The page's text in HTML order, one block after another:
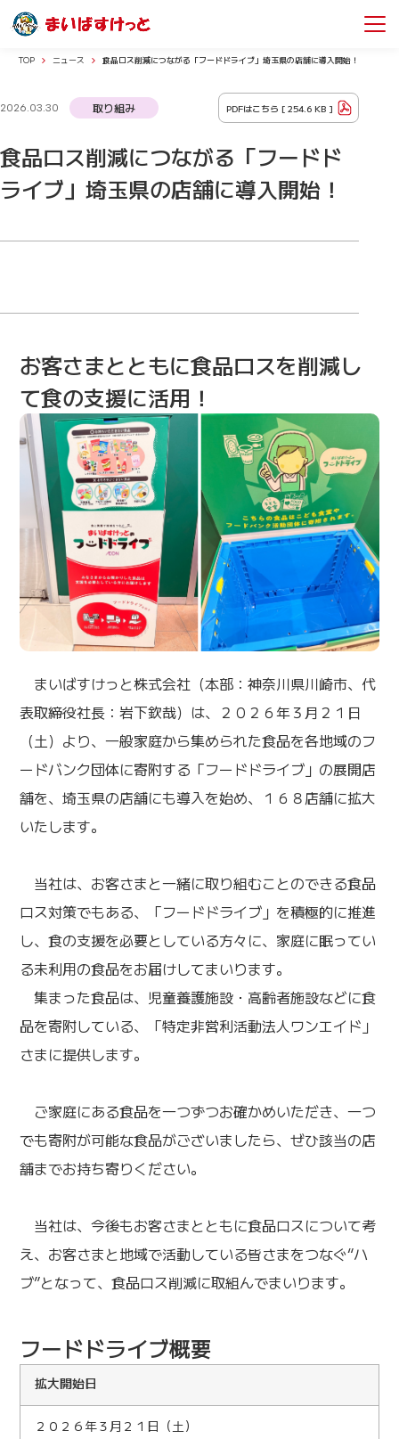
TOP ニュース 食品ロス削減につながる「フードドライブ」埼玉県の店舗に導入開始！
2026.03.30 取り組み PDFはこちら [254.6 KB ]
食品ロス削減につながる「フードド
ライブ」埼玉県の店舗に導入開始！
お客さまとともに食品ロスを削減し
て食の支援に活用！
まいばすけっと株式会社（本部：神奈川県川崎市、代
表取締役社長：岩下欽哉）は、２０２６年３月２１日
（土）より、一般家庭から集められた食品を各地域のフ
ードバンク団体に寄附する「フードドライブ」の展開店
舗を、埼玉県の店舗にも導入を始め、１６８店舗に拡大
いたします。
当社は、お客さまと一緒に取り組むことのできる食品
ロス対策でもある、「フードドライブ」を積極的に推進
し、食の支援を必要としている方々に、家庭に眠ってい
る未利用の食品をお届けしてまいります。
集まった食品は、児童養護施設・高齢者施設などに食
品を寄附している、「特定非営利活動法人ワンエイド」
さまに提供します。
ご家庭にある食品を一つずつお確かめいただき、一つ
でも寄附が可能な食品がございましたら、ぜひ該当の店
舗までお持ち寄りください。
当社は、今後もお客さまとともに食品ロスについて考
え、お客さまと地域で活動している皆さまをつなぐ“ハ
ブ”となって、食品ロス削減に取組んでまいります。
フードドライブ概要
拡大開始日
２０２６年３月２１日（土）